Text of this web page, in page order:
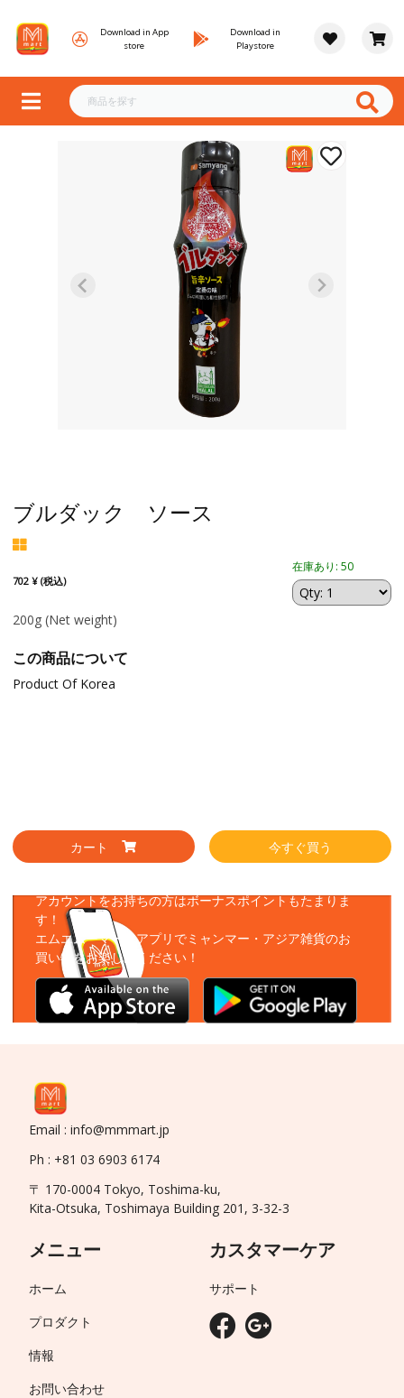
Download in App
store
Download in
Playstore
ブルダック ソース
702 ¥ (税込)
在庫あり: 50
200g (Net weight)
この商品について
Product Of Korea
カート 今すぐ買う
アカウントをお持ちの方はボーナスポイントもたまりま
す！
エムエムーマートアプリでミャンマー・アジア雑貨のお
買い物をお楽しみください！
Email : info@mmmart.jp
Ph : +81 03 6903 6174
〒 170-0004 Tokyo, Toshima-ku,
Kita-Otsuka, Toshimaya Building 201, 3-32-3
メニュー
ホーム
プロダクト
情報
お問い合わせ
カスタマーケア
サポート